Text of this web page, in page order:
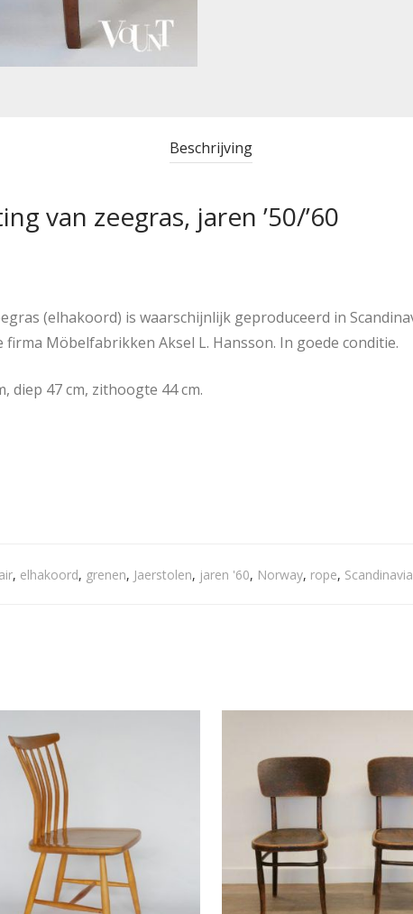
Beschrijving
van zeegras, jaren ’50/’60
(elhakoord) is waarschijnlijk geproduceerd in
firma Möbelfabrikken Aksel L. Hansson. In goede conditie.
diep 47 cm, zithoogte 44 cm.
, elhakoord, grenen, Jaerstolen, jaren '60, Norway, rope,